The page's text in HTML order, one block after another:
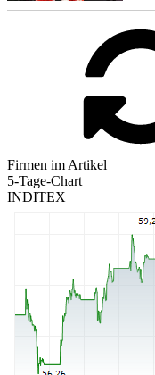
Firmen im Artikel
5-Tage-Chart
INDITEX